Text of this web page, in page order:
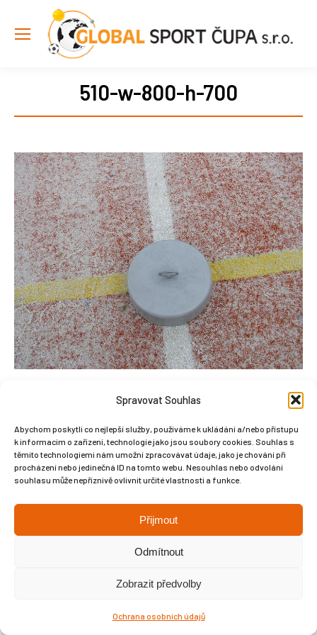
Spravovat Souhlas
Abychom poskytli co nejlepší služby, používáme k ukládání a/nebo přístupu
k informacím o zařízení, technologie jako jsou soubory cookies. Souhlas s
těmito technologiemi nám umožní zpracovávat údaje, jako je chování při
procházení nebo jedinečná ID na tomto webu. Nesouhlas nebo odvolání
souhlasu může nepříznivě ovlivnit určité vlastnosti a funkce.
Přijmout
Odmítnout
Zobrazit předvolby
Ochrana osobních údajů
510-w-800-h-700
Copyright © Weiron Dynamics, s.r.o. |Tvorba webových stránek
SEO